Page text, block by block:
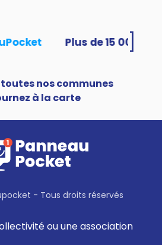
nos communes
à la carte
- Tous droits réservés
ou une association